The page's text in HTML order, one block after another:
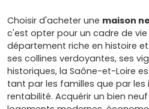
Choisir d'acheter une maison
c'est opter pour un cadre de vie
département riche en histoire
ses collines verdoyantes, ses
historiques, la Saône-et-Loire
tant par les familles que par les
rentabilité. Acquérir un bien